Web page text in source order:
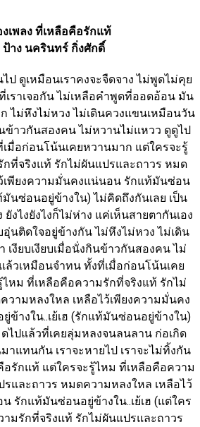
งเพลง ที่เหลือคือรักแท้
ป้าง นครินทร์ กิ่งศักดิ์
ป ดูเหมือนเราคงจะจืดจาง ไม่พูดไม่คุย
ราเจอกัน ไม่เหลือคำพูดที่ออดอ้อน มัน
ไม่หึงไม่หวง ไม่เดินควงแขนเหมือนวัน
นข้าวกันสองคน ไม่หวานไม่แหวว ดูดูไป
มื่อก่อนโน้นเคยหวานมาก แต่ใครจะรู้
ที่จริงแท้ รักไม่ผันแปรและถาวร หมด
เพียงความมั่นคงแน่นอน รักแท้มันซ่อน
มันซ่อนอยู่ข้างใน) ไม่คิดถึงกันเลย เป็น
ยังไงยังไงก็ไม่ห่าง แค่เห็นสายตากันเอง
นติดใจอยู่ข้างกัน ไม่หึงไม่หวง ไม่เดิน
เงียบเงียบเมื่อนั่งกินข้าวกันสองคน ไม่
ล้วเหมือนจำทน ทั้งที่เมื่อก่อนโน้นเคย
หม ที่เหลือคือความรักที่จริงแท้ รักไม่
วามหลงใหล เหลือไว้เพียงความมั่นคง
างใน..เย้เฮ (รักแท้มันซ่อนอยู่ข้างใน)
ไปแล้วที่เคยลุ่มหลงจนลนลาน ก่อเกิด
แทนกัน เราจะหายไป เราจะไม่ทิ้งกัน
รักแท้ แต่ใครจะรู้ไหม ที่เหลือคือความ
และถาวร หมดความหลงใหล เหลือไว้
รักแท้มันซ่อนอยู่ข้างใน..เย้เฮ (แต่ใคร
มรักที่จริงแท้ รักไม่ผันแปรและถาวร